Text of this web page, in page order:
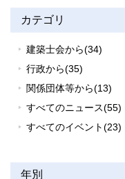
カテゴリ
建築士会から(34)
行政から(35)
関係団体等から(13)
すべてのニュース(55)
すべてのイベント(23)
年別